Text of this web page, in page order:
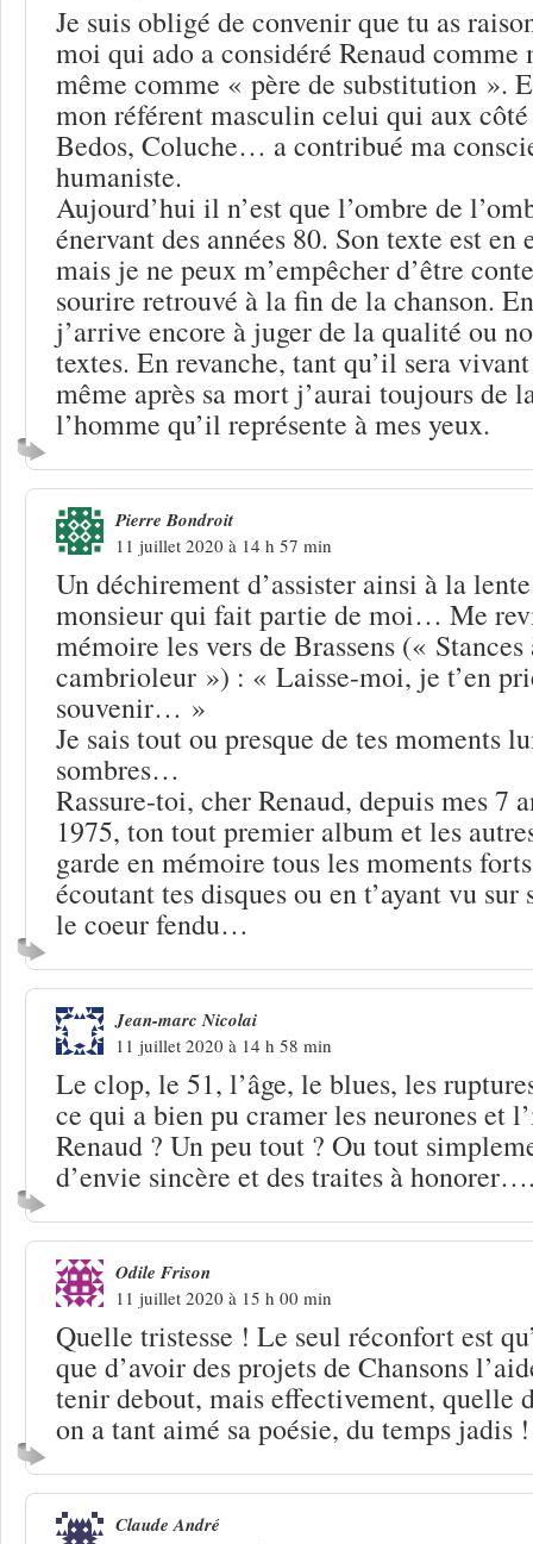
Je suis obligé de convenir que tu as
moi qui ado a considéré Renaud comme
même comme « père de substitution ».
mon référent masculin celui qui aux côté
Bedos, Coluche… a contribué ma
humaniste.
Aujourd’hui il n’est que l’ombre de
énervant des années 80. Son texte est
mais je ne peux m’empêcher d’être
sourire retrouvé à la fin de la chanson.
j’arrive encore à juger de la qualité ou
textes. En revanche, tant qu’il sera
même après sa mort j’aurai toujours de
l’homme qu’il représente à mes yeux.
Pierre Bondroit
11 juillet 2020 à 14 h 57 min
Un déchirement d’assister ainsi à la
monsieur qui fait partie de moi… Me
mémoire les vers de Brassens (« Stances
cambrioleur ») : « Laisse-moi, je t’en
souvenir… »
Je sais tout ou presque de tes moments
sombres…
Rassure-toi, cher Renaud, depuis mes 7
1975, ton tout premier album et les
garde en mémoire tous les moments
écoutant tes disques ou en t’ayant vu
le coeur fendu…
Jean-marc Nicolai
11 juillet 2020 à 14 h 58 min
Le clop, le 51, l’âge, le blues, les
ce qui a bien pu cramer les neurones et
Renaud ? Un peu tout ? Ou tout
d’envie sincère et des traites à
Odile Frison
11 juillet 2020 à 15 h 00 min
Quelle tristesse ! Le seul réconfort est
que d’avoir des projets de Chansons
tenir debout, mais effectivement, quelle
on a tant aimé sa poésie, du temps jadis !
Claude André